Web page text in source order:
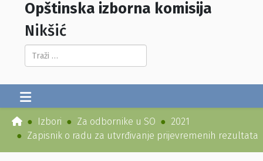
Opštinska izborna komisija
Nikšić
Pretraga...
Izbori Za odbornike u SO
2021
Zapisnik o radu za utvrđivanje prijevremenih rezultata